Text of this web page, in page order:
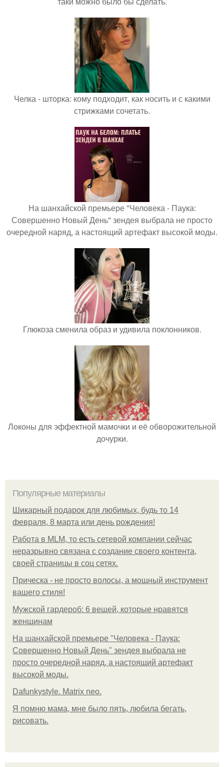
Челка - шторка: кому подходит, как носить и с какими
стрижками сочетать.
На шанхайской премьере "Человека - Паука:
Совершенно Новый День" зендея выбрала не просто
очередной наряд, а настоящий артефакт высокой моды.
Глюкоза сменила образ и удивила поклонников.
Локоны для эффектной мамочки и её обворожительной
дочурки.
Популярные материалы
Шикарный подарок для любимых, будь то 14
февраля, 8 марта или день рождения!
Работа в MLM, то есть сетевой компании сейчас
неразрывно связана с создание своего контента,
своей страницы в соц сетях.
Прическа - не просто волосы, а мощный инструмент
вашего стиля!
Мужской гардероб: 6 вещей, которые нравятся
женщинам
На шанхайской премьере "Человека - Паука:
Совершенно Новый День" зендея выбрала не
просто очередной наряд, а настоящий артефакт
высокой моды.
Dafunkystyle. Matrix neo.
Я помню мама, мне было пять, любила бегать,
рисовать.